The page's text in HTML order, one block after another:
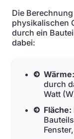
Die
physikalischen
durch ein
dabei:
Wärme:
durch
Watt
Fläche: